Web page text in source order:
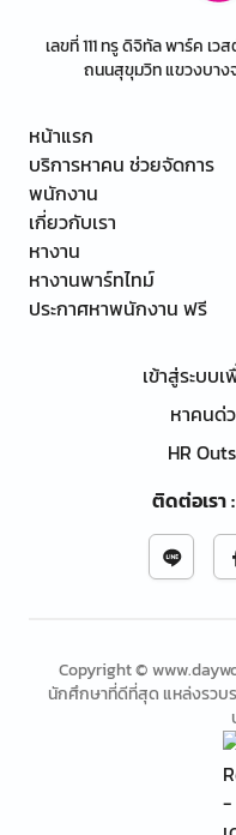
เลขที่ 111 ทรู ดิจิทัล พาร์ค เ
ถนนสุขุมวิท แขวงบาง
หน้าแรก
บริการหาคน ช่วยจัดการ
พนักงาน
เกี่ยวกับเรา
หางาน
หางานพาร์ทไทม์
ประกาศหาพนักงาน ฟรี
เข้าสู่ระบบ
หาคนด่
HR
ติดต่อเรา:
Copyright ©
นักศึกษาที่ดีที่สุด แหล่งรวบร